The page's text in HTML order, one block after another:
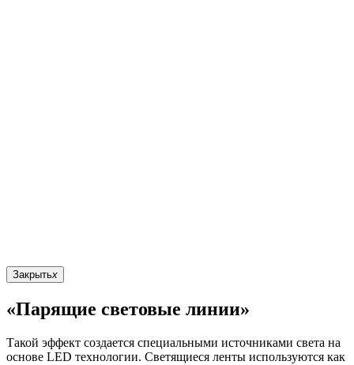
Закрытьx
«Парящие световые линии»
Такой эффект создается специальными источниками света на
основе LED технологии. Светящиеся ленты используются как